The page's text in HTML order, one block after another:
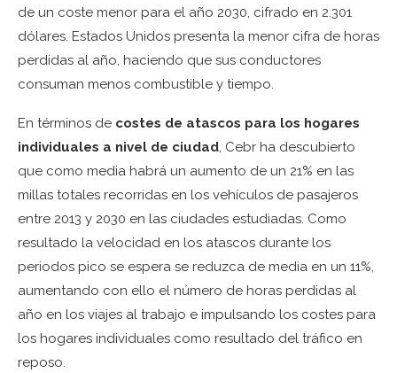
de un coste menor para el año 2030, cifrado en 2.301
dólares. Estados Unidos presenta la menor cifra de horas
perdidas al año, haciendo que sus conductores
consuman menos combustible y tiempo.
En términos de costes de atascos para los hogares
individuales a nivel de ciudad, Cebr ha descubierto
que como media habrá un aumento de un 21% en las
millas totales recorridas en los vehículos de pasajeros
entre 2013 y 2030 en las ciudades estudiadas. Como
resultado la velocidad en los atascos durante los
periodos pico se espera se reduzca de media en un 11%,
aumentando con ello el número de horas perdidas al
año en los viajes al trabajo e impulsando los costes para
los hogares individuales como resultado del tráfico en
reposo.